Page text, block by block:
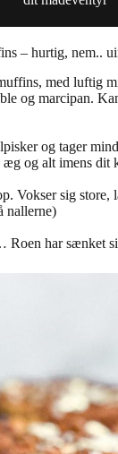
– hurtig, nem..
med luftig
og marcipan.
og tager
og alt imens dit
Vokser sig
nallerne)
har sænket